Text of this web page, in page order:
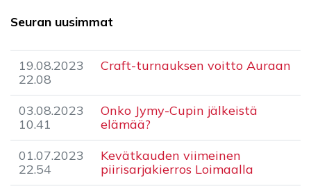
Seuran uusimmat
19.08.2023
22.08
Craft-turnauksen voitto Auraan
03.08.2023
10.41
Onko Jymy-Cupin jälkeistä
elämää?
01.07.2023
22.54
​Kevätkauden viimeinen
piirisarjakierros Loimaalla